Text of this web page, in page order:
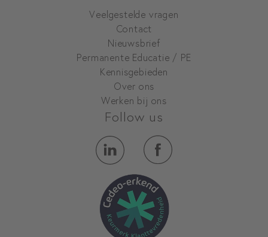
Veelgestelde vragen
Contact
Nieuwsbrief
Permanente Educatie / PE
Kennisgebieden
Over ons
Werken bij ons
Follow us